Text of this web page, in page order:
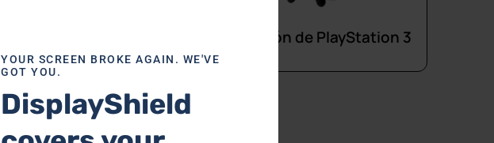
Reparación de PlayStation 3
YOUR SCREEN BROKE AGAIN. WE'VE
GOT YOU.
DisplayShield